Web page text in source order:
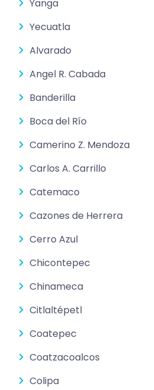
Yanga
Yecuatla
Alvarado
Angel R. Cabada
Banderilla
Boca del Río
Camerino Z. Mendoza
Carlos A. Carrillo
Catemaco
Cazones de Herrera
Cerro Azul
Chicontepec
Chinameca
Citlaltépetl
Coatepec
Coatzacoalcos
Colipa